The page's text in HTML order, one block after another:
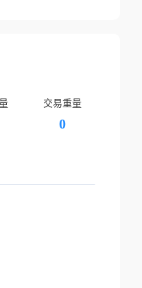
交易重量
0